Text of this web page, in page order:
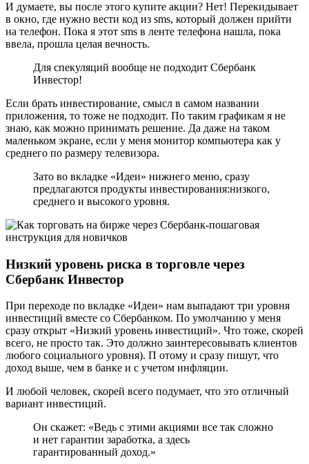
И думаете, вы после этого купите акции? Нет! Перекидывает
в окно, где нужно вести код из sms, который должен прийти
на телефон. Пока я этот sms в ленте телефона нашла, пока
ввела, прошла целая вечность.
Для спекуляций вообще не подходит Сбербанк
Инвестор!
Если брать инвестирование, смысл в самом названии
приложения, то тоже не подходит. По таким графикам я не
знаю, как можно принимать решение. Да даже на таком
маленьком экране, если у меня монитор компьютера как у
среднего по размеру телевизора.
Зато во вкладке «Идеи» нижнего меню, сразу
предлагаются продукты инвестирования:низкого,
среднего и высокого уровня.
Низкий уровень риска в торговле через
Сбербанк Инвестор
При переходе по вкладке «Идеи» нам выпадают три уровня
инвестиций вместе со Сбербанком. По умолчанию у меня
сразу открыт «Низкий уровень инвестиций». Что тоже, скорей
всего, не просто так. Это должно заинтересовывать клиентов
любого социального уровня). П отому и сразу пишут, что
доход выше, чем в банке и с учетом инфляции.
И любой человек, скорей всего подумает, что это отличный
вариант инвестиций.
Он скажет: «Ведь с этими акциями все так сложно
и нет гарантии заработка, а здесь
гарантированный доход.»